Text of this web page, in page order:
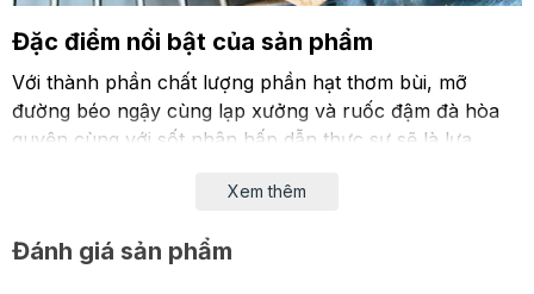
Đặc điểm nổi bật của sản phẩm
Với thành phần chất lượng phần hạt thơm bùi, mỡ
đường béo ngậy cùng lạp xưởng và ruốc đậm đà hòa
quyện cùng với sốt nhân hấp dẫn thực sự sẽ là lựa
truyền thống tại nhà đó!Xem thêm
Đánh giá sản phẩm